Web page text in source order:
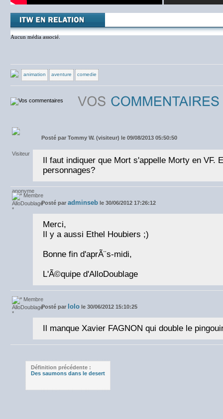
Aucun média associé.
animation aventure comedie
Posté par Tommy W. (visiteur) le 09/08/2013 05:50:50
Il faut indiquer que Mort s'appelle Morty en VF.
personnages?
Posté par adminseb le 30/06/2012 17:26:12
Merci,
Il y a aussi Ethel Houbiers ;)
Bonne fin d'aprÃ¨s-midi,
L'Ã©quipe d'AlloDoublage
Posté par lolo le 30/06/2012 15:10:25
Il manque Xavier FAGNON qui double le
Définition précédente :
Des saumons dans le desert